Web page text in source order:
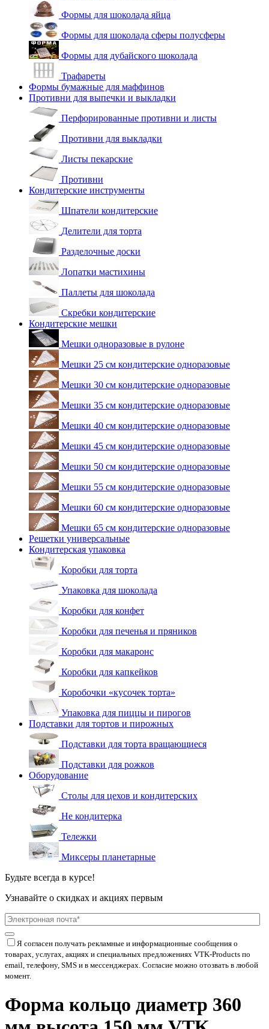
Формы для шоколада яйца
Формы для шоколада сферы полусферы
Формы для дубайского шоколада
Трафареты
Формы бумажные для маффинов
Противни для выпечки и выкладки
Перфорированные противни и листы
Противни для выкладки
Листы пекарские
Противни
Кондитерские инструменты
Шпатели кондитерские
Делители для торта
Разделочные доски
Лопатки мастихины
Паллеты для шоколада
Скребки кондитерские
Кондитерские мешки
Мешки одноразовые в рулоне
Мешки 25 см кондитерские одноразовые
Мешки 30 см кондитерские одноразовые
Мешки 35 см кондитерские одноразовые
Мешки 40 см кондитерские одноразовые
Мешки 45 см кондитерские одноразовые
Мешки 50 см кондитерские одноразовые
Мешки 55 см кондитерские одноразовые
Мешки 60 см кондитерские одноразовые
Мешки 65 см кондитерские одноразовые
Решетки универсальные
Кондитерская упаковка
Коробки для торта
Упаковка для шоколада
Коробки для конфет
Коробки для печенья и пряников
Коробки для макаронс
Коробки для капкейков
Коробочки «кусочек торта»
Упаковка для пиццы и пирогов
Подставки для тортов и пирожных
Подставки для торта вращающиеся
Подставки для рожков
Оборудование
Столы для цехов и кондитерских
Не кондитерка
Тележки
Миксеры планетарные
Будьте всегда в курсе!
Узнавайте о скидках и акциях первым
Я согласен получать рекламные и информационные сообщения о
товарах, услугах, акциях и специальных предложениях VTK-Products по
email, телефону, SMS и в мессенджерах. Согласие можно отозвать в любой
момент.
Форма кольцо диаметр 360